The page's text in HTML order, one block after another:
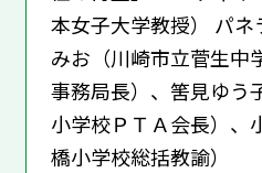
本女子大学教授） パ
みお（川崎市立菅生中
事務局長）、筈見ゆう
小学校ＰＴＡ会長）、
橋小学校総括教諭）